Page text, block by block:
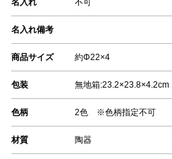
名入れ備考
商品サイズ 約Φ22×4
包装 無地箱:23.2×23.8×4.2cm
色柄 2色 ※色柄指定不可
材質 陶器